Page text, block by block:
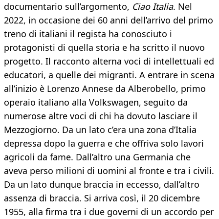
documentario sull’argomento, Ciao Italia. Nel
2022, in occasione dei 60 anni dell’arrivo del primo
treno di italiani il regista ha conosciuto i
protagonisti di quella storia e ha scritto il nuovo
progetto. Il racconto alterna voci di intellettuali ed
educatori, a quelle dei migranti. A entrare in scena
all’inizio è Lorenzo Annese da Alberobello, primo
operaio italiano alla Volkswagen, seguito da
numerose altre voci di chi ha dovuto lasciare il
Mezzogiorno. Da un lato c’era una zona d’Italia
depressa dopo la guerra e che offriva solo lavori
agricoli da fame. Dall’altro una Germania che
aveva perso milioni di uomini al fronte e tra i civili.
Da un lato dunque braccia in eccesso, dall’altro
assenza di braccia. Si arriva così, il 20 dicembre
1955, alla firma tra i due governi di un accordo per